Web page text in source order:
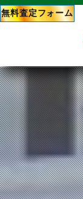
無料査定フォーム